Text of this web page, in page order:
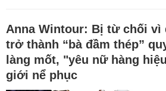
Anna Wintour: Bị từ chối vì
trở thành “bà đầm thép”
làng mốt, "yêu nữ hàng
giới nể phục